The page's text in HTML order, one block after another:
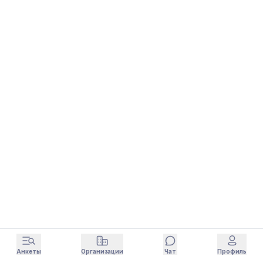
Анкеты Организации Чат Профиль